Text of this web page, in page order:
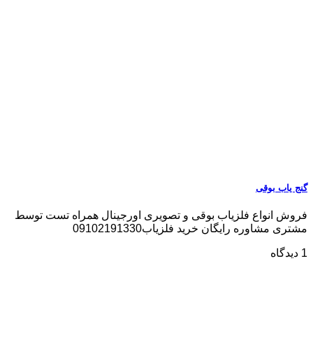
گنج یاب بوقی
فروش انواع فلزیاب بوقی و تصویری اورجینال همراه تست توسط
مشتری مشاوره رایگان خرید فلزیاب09102191330
1 دیدگاه